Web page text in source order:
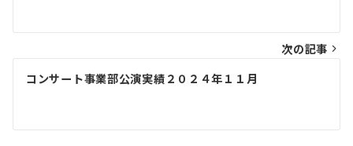
ナ
ビ
ゲ
シ
次の記事
コンサート事業部公演実績２０２４年１１月